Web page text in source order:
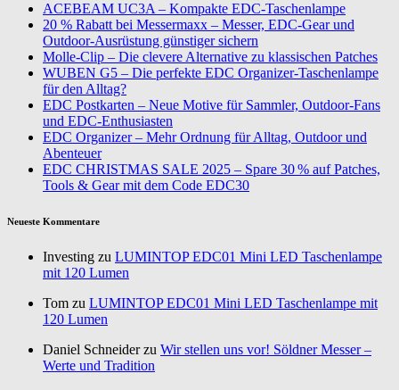
ACEBEAM UC3A – Kompakte EDC-Taschenlampe
20 % Rabatt bei Messermaxx – Messer, EDC-Gear und
Outdoor-Ausrüstung günstiger sichern
Molle-Clip – Die clevere Alternative zu klassischen Patches
WUBEN G5 – Die perfekte EDC Organizer-Taschenlampe
für den Alltag?
EDC Postkarten – Neue Motive für Sammler, Outdoor-Fans
und EDC-Enthusiasten
EDC Organizer – Mehr Ordnung für Alltag, Outdoor und
Abenteuer
EDC CHRISTMAS SALE 2025 – Spare 30 % auf Patches,
Tools & Gear mit dem Code EDC30
Neueste Kommentare
Investing zu LUMINTOP EDC01 Mini LED Taschenlampe
mit 120 Lumen
Tom zu LUMINTOP EDC01 Mini LED Taschenlampe mit
120 Lumen
Daniel Schneider zu Wir stellen uns vor! Söldner Messer –
Werte und Tradition